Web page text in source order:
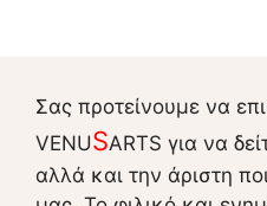
Σας προτείνουμε να
VENUSARTS για να
αλλά και την άριστη